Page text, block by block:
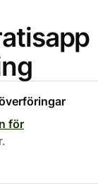
för